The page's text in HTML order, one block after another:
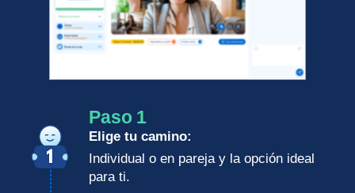
Paso 1
Elige tu camino:
Individual o en pareja y la opción ideal
para ti.